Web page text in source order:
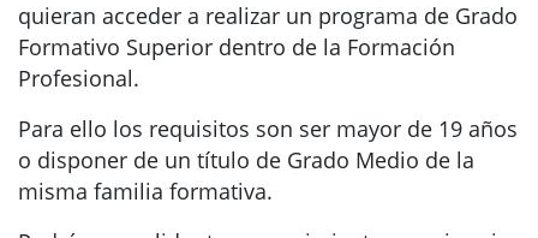
quieran acceder a realizar un programa de Grado
Formativo Superior dentro de la Formación
Profesional.
Para ello los requisitos son ser mayor de 19 años
o disponer de un título de Grado Medio de la
misma familia formativa.